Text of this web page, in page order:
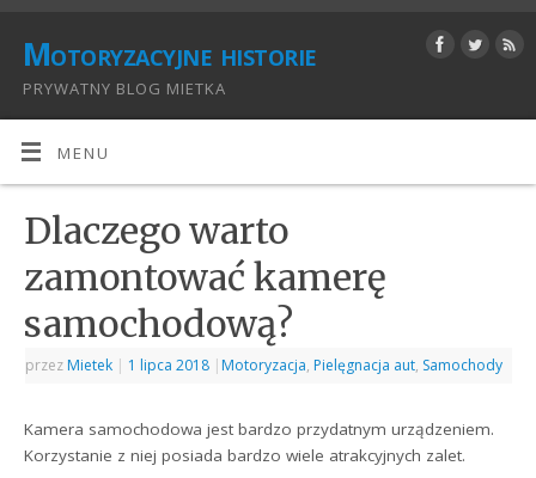
Motoryzacyjne historie
PRYWATNY BLOG MIETKA
MENU
Dlaczego warto
zamontować kamerę
samochodową?
przez Mietek | 1 lipca 2018 | Motoryzacja, Pielęgnacja aut, Samochody
Kamera samochodowa jest bardzo przydatnym urządzeniem.
Korzystanie z niej posiada bardzo wiele atrakcyjnych zalet.